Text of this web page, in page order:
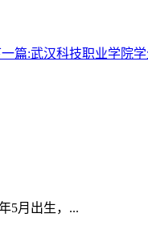
篇:武汉科技职业学院
5月出生，...